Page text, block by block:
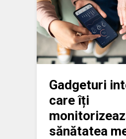
Gadgeturi
care îți
sănătatea